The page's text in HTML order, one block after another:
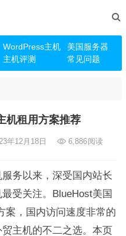
WordPress主机
美国服务器
主机评测 常见问题
机租用方案推荐
年12月18日 6,886阅读
务以来，深受国内站长
受关注。BlueHost美国
案，国内访问速度非常的
主机的不二之选。本页